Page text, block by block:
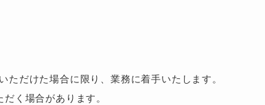
だけた場合に限り、業務に着手いたします。
く場合があります。